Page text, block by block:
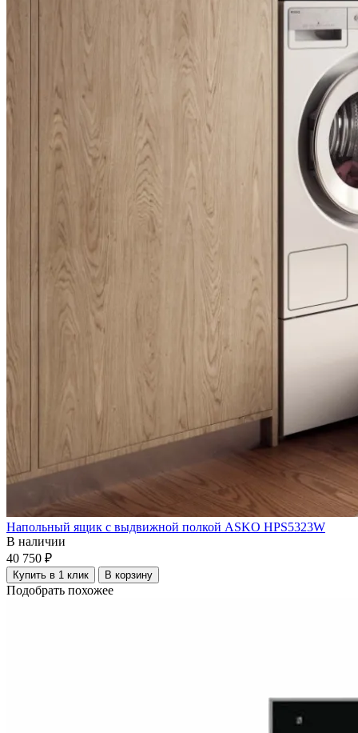
Напольный ящик с выдвижной полкой ASKO HPS5323W
В наличии
40 750 ₽
Купить в 1 клик В корзину
Подобрать похожее